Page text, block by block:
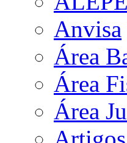
Anvisa
Área
Área
Área